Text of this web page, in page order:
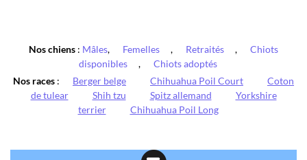
Nos chiens : Mâles, Femelles , Retraités ,
Chiots
disponibles
,
Chiots adoptés
Nos races : Berger belge Chihuahua Poil Court
Coton
de tulear
Shih tzu Spitz allemand
Yorkshire
terrier
Chihuahua Poil Long